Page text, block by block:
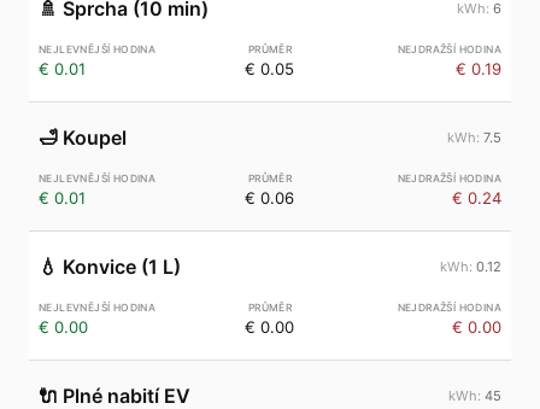
🚿 Sprcha (10 min) 6
€ 0.01 € 0.05 € 0.19
🛁 Koupel 7.5
€ 0.01 € 0.06 € 0.24
💧 Konvice (1 L) 0.12
€ 0.00 € 0.00 € 0.00
🔌 Plné nabití EV 45